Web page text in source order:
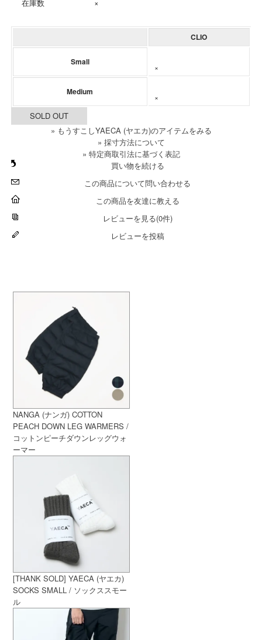
在庫数 ×
» 採寸方法について
» 特定商取引法に基づく表記
買い物を続ける
この商品について問い合わせる
この商品を友達に教える
レビューを見る(0件)
レビューを投稿
CLIO
Small
×
Medium
×
SOLD OUT
» もうすこしYAECA (ヤエカ)のアイテムをみる
NANGA (ナンガ) COTTON
PEACH DOWN LEG WARMERS /
コットンピーチダウンレッグウォ
ーマー
[THANK SOLD] YAECA (ヤエカ)
SOCKS SMALL / ソックススモー
ル